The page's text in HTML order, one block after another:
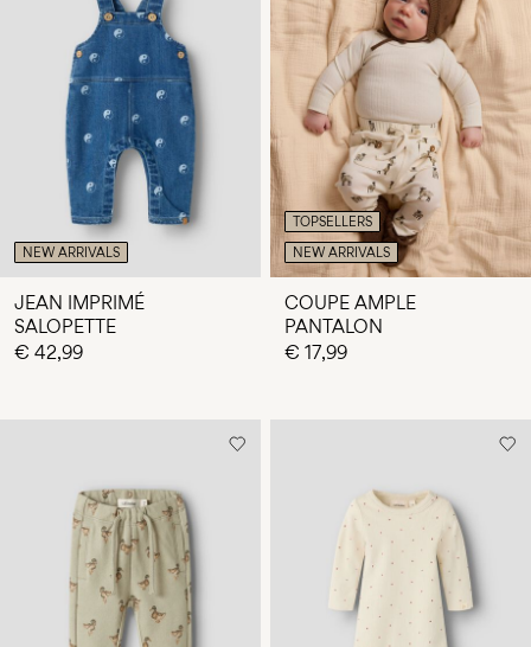
NEW ARRIVALS
JEAN IMPRIMÉ
SALOPETTE
€ 42,99
TOPSELLERS
NEW ARRIVALS
COUPE AMPLE
PANTALON
€ 17,99